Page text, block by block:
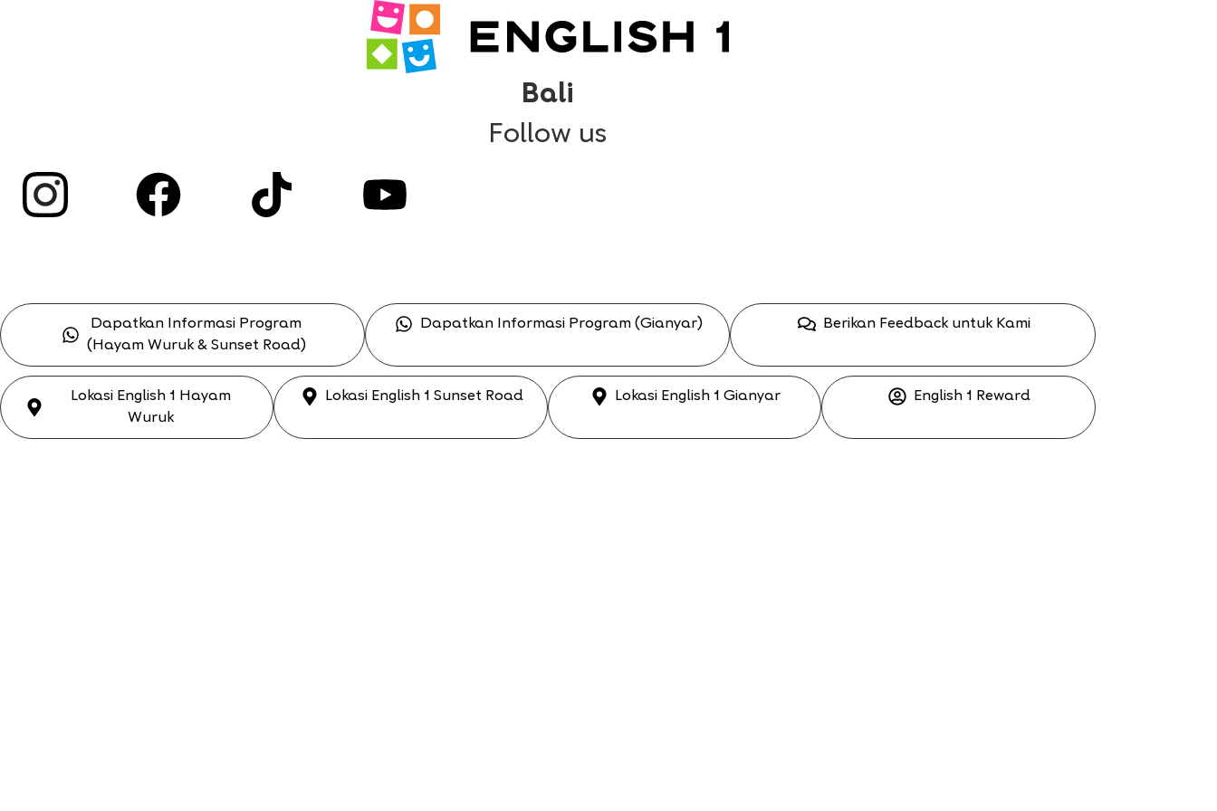
Bali
Follow us
Dapatkan Informasi Program
(Hayam Wuruk & Sunset Road)
Dapatkan Informasi Program (Gianyar) Berikan Feedback untuk Kami
Lokasi English 1 Hayam
Wuruk
Lokasi English 1 Sunset Road Lokasi English 1 Gianyar English 1 Reward